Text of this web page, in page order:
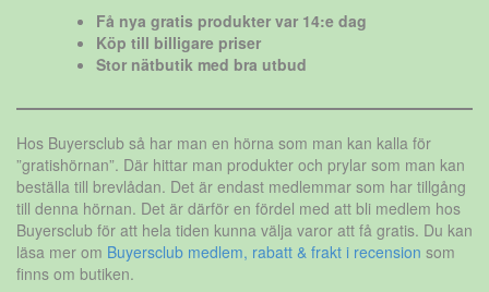
Få nya gratis produkter var 14:e dag
Köp till billigare priser
Stor nätbutik med bra utbud
Hos Buyersclub så har man en hörna som man kan kalla för
”gratishörnan”. Där hittar man produkter och prylar som man kan
beställa till brevlådan. Det är endast medlemmar som har tillgång
till denna hörnan. Det är därför en fördel med att bli medlem hos
Buyersclub för att hela tiden kunna välja varor att få gratis. Du kan
läsa mer om Buyersclub medlem, rabatt & frakt i recension som
finns om butiken.